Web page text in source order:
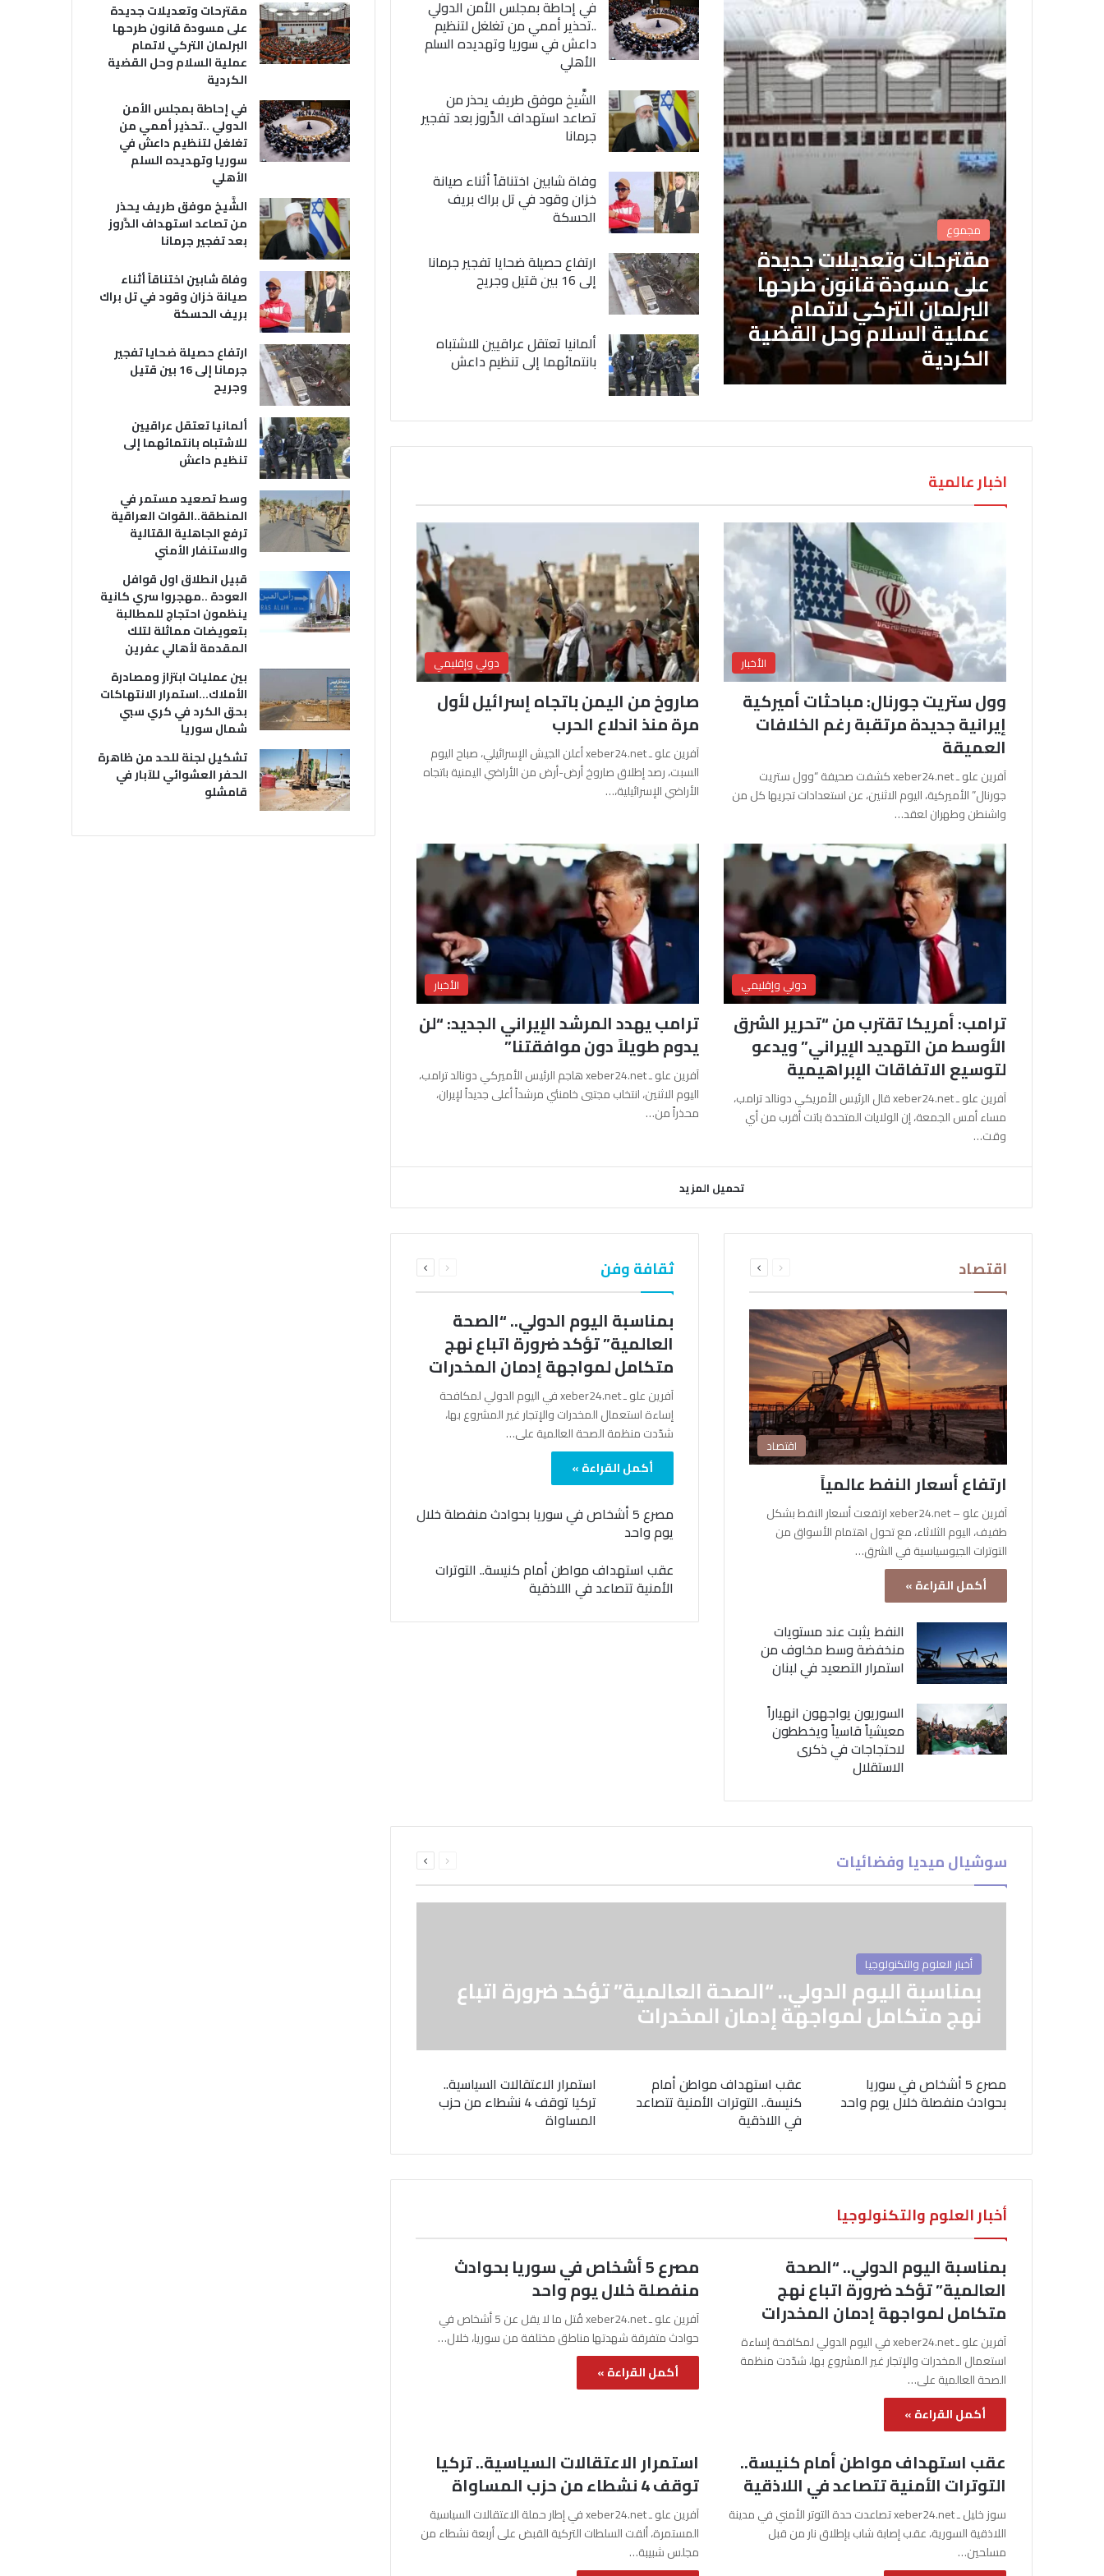
مجموع
مقترحات وتعديلات جديدة
على مسودة قانون طرحها
البرلمان التركي لاتمام
عملية السلام وحل القضية
الكردية
في إحاطة بمجلس الأمن الدولي
..تحذير أممي من تغلغل لتنظيم
داعش في سوريا وتهديده السلم
الأهلي
الشَّيخ موفق طريف يحذر من
تصاعد استهداف الدَّروز بعد تفجير
جرمانا
وفاة شابين اختناقاً أثناء صيانة
خزان وقود في تل براك بريف
الحسكة
ارتفاع حصيلة ضحايا تفجير جرمانا
إلى 16 بين قتيل وجريح
ألمانيا تعتقل عراقيين للاشتباه
بانتمائهما إلى تنظيم داعش
اخبار عالمية
الأخبار
وول ستريت جورنال: مباحثات أميركية
إيرانية جديدة مرتقبة رغم الخلافات
العميقة
آفرين علو ـ xeber24.net كشفت صحيفة “وول ستريت
جورنال” الأميركية، اليوم الاثنين، عن استعدادات تجريها كل من
واشنطن وطهران لعقد…
دولي وإقليمي
صاروخ من اليمن باتجاه إسرائيل لأول
مرة منذ اندلاع الحرب
آفرين علو ـ xeber24.net أعلن الجيش الإسرائيلي، صباح اليوم
السبت، رصد إطلاق صاروخ أرض-أرض من الأراضي اليمنية باتجاه
الأراضي الإسرائيلية،…
دولي وإقليمي
ترامب: أمريكا تقترب من “تحرير الشرق
الأوسط من التهديد الإيراني” ويدعو
لتوسيع الاتفاقات الإبراهيمية
آفرين علو ـ xeber24.net قال الرئيس الأمريكي دونالد ترامب،
مساء أمس الجمعة، إن الولايات المتحدة باتت أقرب من أي
وقت…
الأخبار
ترامب يهدد المرشد الإيراني الجديد: “لن
يدوم طويلاً دون موافقتنا”
آفرين علو ـ xeber24.net هاجم الرئيس الأميركي دونالد ترامب،
اليوم الاثنين، انتخاب مجتبى خامنئي مرشداً أعلى جديداً لإيران،
محذراً من…
تحميل المزيد
اقتصاد الصفحةالصفحة
اقتصاد
ارتفاع أسعار النفط عالمياً
آفرين علو – xeber24.net ارتفعت أسعار النفط بشكل
طفيف، اليوم الثلاثاء، مع تحول اهتمام الأسواق من
التوترات الجيوسياسية في الشرق…
أكمل القراءة »
النفط يثبت عند مستويات
منخفضة وسط مخاوف من
استمرار التصعيد في لبنان
السوريون يواجهون انهياراً
معيشياً قاسياً ويخططون
لاحتجاجات في ذكرى
الاستقلال
ثقافة وفن الصفحةالصفحة
بمناسبة اليوم الدولي.. “الصحة
العالمية” تؤكد ضرورة اتباع نهج
متكامل لمواجهة إدمان المخدرات
آفرين علو ـ xeber24.net في اليوم الدولي لمكافحة
إساءة استعمال المخدرات والإتجار غير المشروع بها،
شدّدت منظمة الصحة العالمية على…
أكمل القراءة »
مصرع 5 أشخاص في سوريا بحوادث منفصلة خلال
يوم واحد
عقب استهداف مواطن أمام كنيسة.. التوترات
الأمنية تتصاعد في اللاذقية
سوشيال ميديا وفضائيات الصفحةالصفحة
أخبار العلوم والتكنولوجيا
بمناسبة اليوم الدولي.. “الصحة العالمية” تؤكد ضرورة اتباع
نهج متكامل لمواجهة إدمان المخدرات
مصرع 5 أشخاص في سوريا
بحوادث منفصلة خلال يوم واحد
عقب استهداف مواطن أمام
كنيسة.. التوترات الأمنية تتصاعد
في اللاذقية
استمرار الاعتقالات السياسية..
تركيا توقف 4 نشطاء من حزب
المساواة
أخبار العلوم والتكنولوجيا
بمناسبة اليوم الدولي.. “الصحة
العالمية” تؤكد ضرورة اتباع نهج
متكامل لمواجهة إدمان المخدرات
آفرين علو ـ xeber24.net في اليوم الدولي لمكافحة إساءة
استعمال المخدرات والإتجار غير المشروع بها، شدّدت منظمة
الصحة العالمية على…
أكمل القراءة »
مصرع 5 أشخاص في سوريا بحوادث
منفصلة خلال يوم واحد
آفرين علو ـ xeber24.net قُتل ما لا يقل عن 5 أشخاص في
حوادث متفرقة شهدتها مناطق مختلفة من سوريا، خلال…
أكمل القراءة »
عقب استهداف مواطن أمام كنيسة..
التوترات الأمنية تتصاعد في اللاذقية
سوز خليل ـ xeber24.net تصاعدت حدة التوتر الأمني في مدينة
اللاذقية السورية، عقب إصابة شاب بإطلاق نار من قبل
مسلحين…
استمرار الاعتقالات السياسية.. تركيا
توقف 4 نشطاء من حزب المساواة
آفرين علو ـ xeber24.net في إطار حملة الاعتقالات السياسية
المستمرة، ألقت السلطات التركية القبض على أربعة نشطاء من
مجلس شبيبة…
مقترحات وتعديلات جديدة
على مسودة قانون طرحها
البرلمان التركي لاتمام
عملية السلام وحل القضية
الكردية
في إحاطة بمجلس الأمن
الدولي ..تحذير أممي من
تغلغل لتنظيم داعش في
سوريا وتهديده السلم
الأهلي
الشَّيخ موفق طريف يحذر
من تصاعد استهداف الدَّروز
بعد تفجير جرمانا
وفاة شابين اختناقاً أثناء
صيانة خزان وقود في تل براك
بريف الحسكة
ارتفاع حصيلة ضحايا تفجير
جرمانا إلى 16 بين قتيل
وجريح
ألمانيا تعتقل عراقيين
للاشتباه بانتمائهما إلى
تنظيم داعش
وسط تصعيد مستمر في
المنطقة..القوات العراقية
ترفع الجاهلية القتالية
والاستنفار الأمني
قبيل انطلاق اول قوافل
العودة ..مهجروا سري كانية
ينظمون احتجاج للمطالبة
بتعويضات مماثلة لتلك
المقدمة لأهالي عفرين
بين عمليات ابتزاز ومصادرة
الأملاك…استمرار الانتهاكات
بحق الكرد في كري سبي
شمال سوريا
تشكيل لجنة للحد من ظاهرة
الحفر العشوائي للآبار في
قامشلو